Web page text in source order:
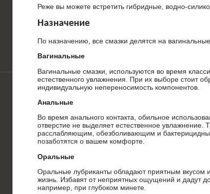
Реже вы можете встретить гибридные, водно-
Назначение
По назначению, все смазки делятся на
Вагинальные
Вагинальные смазки, используются во время
естественного увлажнения. При их выборе стоит
индивидуальную непереносимость компонентов.
Анальные
Во время анального контакта, обильное
отверстие не выделяет естественное увлажнение.
расслабляющим, обезболивающим и
позаботятся о вашем комфорте.
Оральные
Оральные лубриканты обладают приятным
жизнь. Избавят от неприятных ощущений и дадут
например, при глубоком минете.